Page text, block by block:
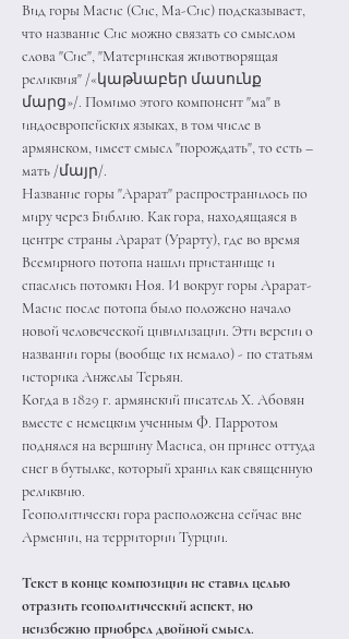
Вид горы Масис (Сис, Ма-Сис) подсказывает,
что название Сис можно связать со смыслом
слова "Сис", "Материнская животворящая
реликвия" /«կաթնաբեր մասունք
մարց»/. Помимо этого компонент "ма" в
индоевропейских языках, в том числе в
армянском, имеет смысл "порождать", то есть –
мать /մայր/.
Название горы "Арарат" распространилось по
миру через Библию. Как гора, находящаяся в
центре страны Арарат (Урарту), где во время
Всемирного потопа нашли пристанище и
спаслись потомки Ноя. И вокруг горы Арарат-
Масис после потопа было положено начало
новой человеческой цивилизации. Эти версии о
названии горы (вообще их немало) - по статьям
историка Анжелы Терьян.
Когда в 1829 г. армянский писатель Х. Абовян
вместе с немецким ученным Ф. Парротом
поднялся на вершину Масиса, он принес оттуда
снег в бутылке, который хранил как священную
реликвию.
Геополитически гора расположена сейчас вне
Армении, на территории Турции.
Текст в конце композиции не ставил целью
отразить геополитический аспект, но
неизбежно приобрел двойной смысл.